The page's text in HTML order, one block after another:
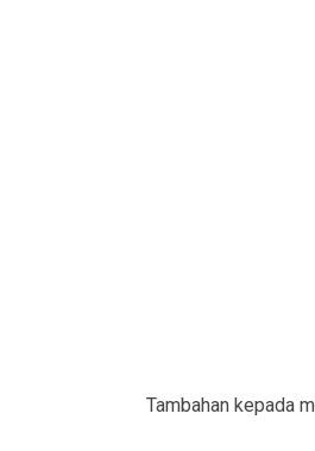
Tambahan kepada